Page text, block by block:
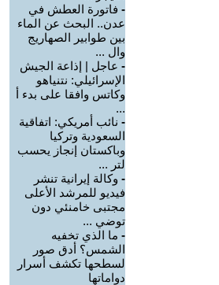
- فاتورة العطش في
عدن.. البحث عن الماء
بين طوابير الصهاريج
وال ...
- عاجل | إذاعة الجيش
الإسرائيلي: نتنياهو
وكاتس وافقا على بدء أ
...
- نائب أمريكي: اتفاقية
السعودية وتركيا
وباكستان إنجاز يحسب
لتر ...
- وكالة إيرانية تنشر
فيديو للمرشد الأعلى
مجتبى خامنئي دون
توضي ...
- ما الذي تخفيه
الشمس؟ أدق صور
لسطحها تكشف أسرار
دواماتها